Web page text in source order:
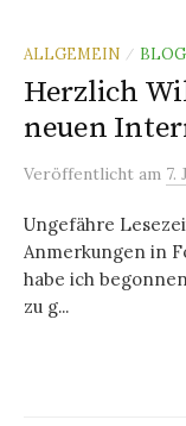
ALLGEMEIN /
Herzlich
neuen
Veröffentlicht am 7.
Ungefähre
Anmerkungen in
habe ich
zu g...